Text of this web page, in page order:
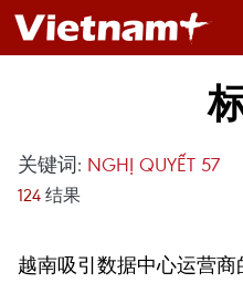
关键词: NGHỊ QUYẾT 57
124 结果
越南吸引数据中心运营商